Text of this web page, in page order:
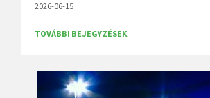
2026-06-15
TOVÁBBI BEJEGYZÉSEK